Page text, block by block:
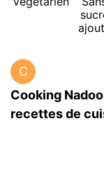
C
Cooking
recettes de